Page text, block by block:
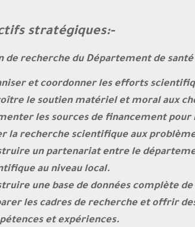
stratégiques:-
de recherche du Département de
et coordonner les efforts
le soutien matériel et moral aux
les sources de financement
la recherche scientifique aux
un partenariat entre le
au niveau local.
une base de données complète
les cadres de recherche et offrir
et expériences.